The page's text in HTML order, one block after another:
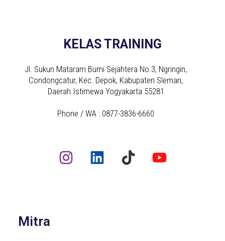
KELAS TRAINING
Jl. Sukun Mataram Bumi Sejahtera No.3, Ngringin,
Condongcatur, Kec. Depok, Kabupaten Sleman,
Daerah Istimewa Yogyakarta 55281
Phone / WA : 0877-3836-6660
Mitra